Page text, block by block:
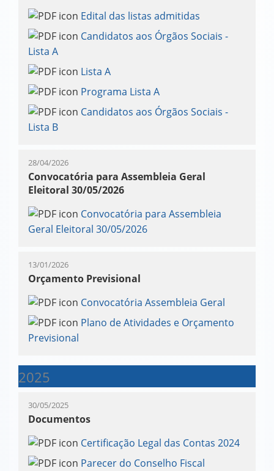
Edital das listas admitidas
Candidatos aos Órgãos Sociais -
Lista A
Lista A
Programa Lista A
Candidatos aos Órgãos Sociais -
Lista B
28/04/2026
Convocatória para Assembleia Geral
Eleitoral 30/05/2026
Convocatória para Assembleia
Geral Eleitoral 30/05/2026
13/01/2026
Orçamento Previsional
Convocatória Assembleia Geral
Plano de Atividades e Orçamento
Previsional
2025
30/05/2025
Documentos
Certificação Legal das Contas 2024
Parecer do Conselho Fiscal